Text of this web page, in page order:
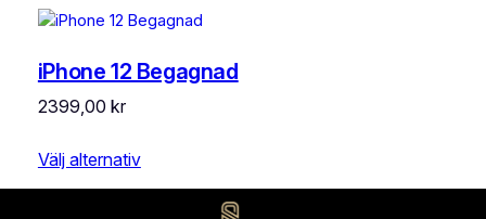
iPhone 12 Begagnad
2399,00 kr
Välj alternativ